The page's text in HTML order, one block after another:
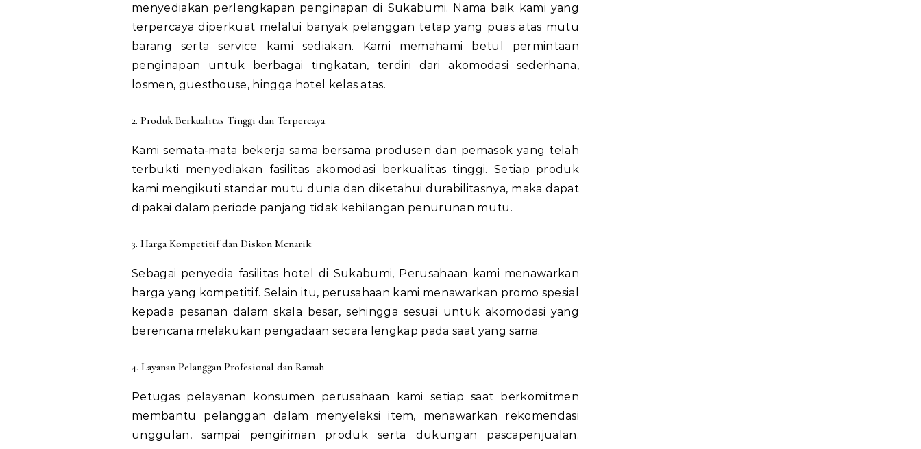
menyediakan perlengkapan penginapan di Sukabumi. Nama baik kami yang
terpercaya diperkuat melalui banyak pelanggan tetap yang puas atas mutu
barang serta service kami sediakan. Kami memahami betul permintaan
penginapan untuk berbagai tingkatan, terdiri dari akomodasi sederhana,
losmen, guesthouse, hingga hotel kelas atas.
2. Produk Berkualitas Tinggi dan Terpercaya
Kami semata-mata bekerja sama bersama produsen dan pemasok yang telah
terbukti menyediakan fasilitas akomodasi berkualitas tinggi. Setiap produk
kami mengikuti standar mutu dunia dan diketahui durabilitasnya, maka dapat
dipakai dalam periode panjang tidak kehilangan penurunan mutu.
3. Harga Kompetitif dan Diskon Menarik
Sebagai penyedia fasilitas hotel di Sukabumi, Perusahaan kami menawarkan
harga yang kompetitif. Selain itu, perusahaan kami menawarkan promo spesial
kepada pesanan dalam skala besar, sehingga sesuai untuk akomodasi yang
berencana melakukan pengadaan secara lengkap pada saat yang sama.
4. Layanan Pelanggan Profesional dan Ramah
Petugas pelayanan konsumen perusahaan kami setiap saat berkomitmen
membantu pelanggan dalam menyeleksi item, menawarkan rekomendasi
unggulan, sampai pengiriman produk serta dukungan pascapenjualan.